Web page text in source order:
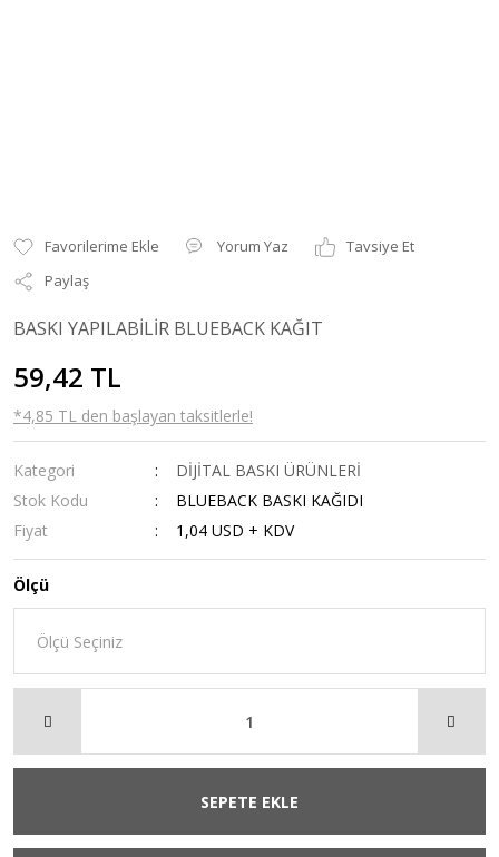
Yorum Yaz
Tavsiye Et
Paylaş
BASKI YAPILABİLİR BLUEBACK KAĞIT
59,42 TL
*4,85 TL den başlayan taksitlerle!
Kategori
DİJİTAL BASKI ÜRÜNLERİ
Stok Kodu
BLUEBACK BASKI KAĞIDI
Fiyat
1,04 USD + KDV
Ölçü
SEPETE EKLE